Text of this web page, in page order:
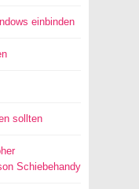
einbinden
sollten
Schiebehandy